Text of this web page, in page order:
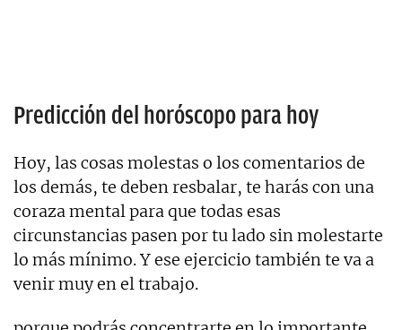
Predicción del horóscopo para hoy
Hoy, las cosas molestas o los comentarios de
los demás, te deben resbalar, te harás con una
coraza mental para que todas esas
circunstancias pasen por tu lado sin molestarte
lo más mínimo. Y ese ejercicio también te va a
venir muy en el trabajo.